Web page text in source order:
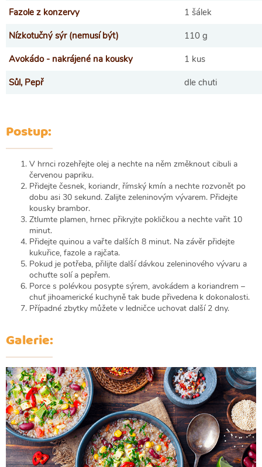
Fazole z konzervy
1 šálek
Nízkotučný sýr (nemusí být)
110 g
Avokádo - nakrájené na kousky
1 kus
Sůl, Pepř
dle chuti
Postup:
V hrnci rozehřejte olej a nechte na něm změknout cibuli a
červenou papriku.
Přidejte česnek, koriandr, římský kmín a nechte rozvonět po
dobu asi 30 sekund. Zalijte zeleninovým vývarem. Přidejte
kousky brambor.
Ztlumte plamen, hrnec přikryjte pokličkou a nechte vařit 10
minut.
Přidejte quinou a vařte dalších 8 minut. Na závěr přidejte
kukuřice, fazole a rajčata.
Pokud je potřeba, přilijte další dávkou zeleninového vývaru a
ochuťte solí a pepřem.
Porce s polévkou posypte sýrem, avokádem a koriandrem –
chuť jihoamerické kuchyně tak bude přivedena k dokonalosti.
Případné zbytky můžete v ledničce uchovat další 2 dny.
Galerie: